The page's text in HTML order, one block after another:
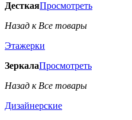
ДесткаяПросмотреть
Назад к Все товары
Этажерки
ЗеркалаПросмотреть
Назад к Все товары
Дизайнерские